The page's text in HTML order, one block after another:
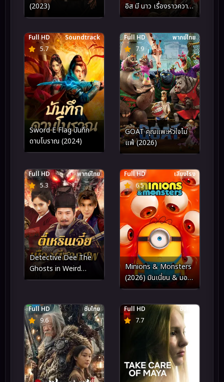
(2023)
อิส มี นาว เรื่องราวความ
รัก (2024)
5.7
Full HD Soundtrack
Sword E Flag บันทึก
ดาบโบราณ (2024)
7.9
Full HD พากย์ไทย
GOAT คุณแพะหัวใจไม่
แพ้ (2026)
5.3
Full HD พากย์ไทย
Detective Dee The
Ghosts in Weird
Town (2025) ตี๋เหริน
6.5
Full HD เสียงโรง
Minions & Monsters
(2026) มินเนี่ยน & มอน
สเตอร์
9.6
Full HD ซับไทย
7.7
Full HD ซับไทย